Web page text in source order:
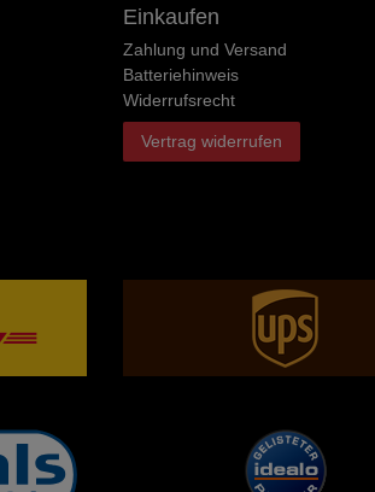
Einkaufen
Zahlung und Versand
Batteriehinweis
Widerrufs­recht
Vertrag widerrufen